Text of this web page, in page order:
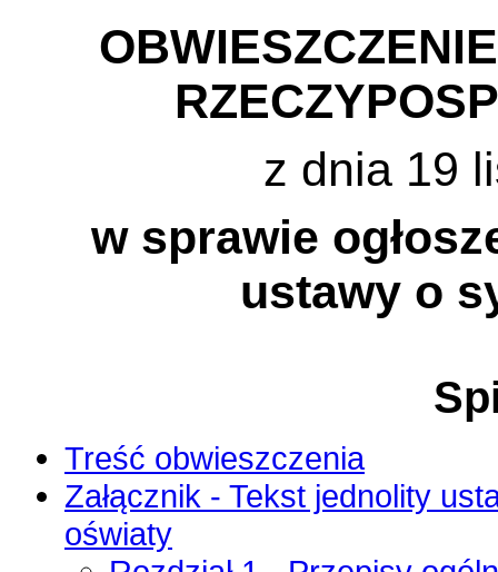
z dnia 19
w sprawie
ustawy o
Treść obwieszczenia
Załącznik - Tekst jednolity
oświaty